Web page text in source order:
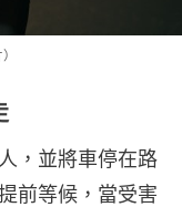
，並將車停在路
前等候，當受害